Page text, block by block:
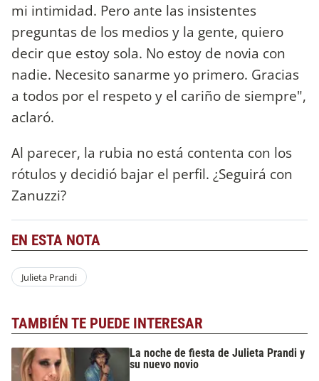
mi intimidad. Pero ante las insistentes
preguntas de los medios y la gente, quiero
decir que estoy sola. No estoy de novia con
nadie. Necesito sanarme yo primero. Gracias
a todos por el respeto y el cariño de siempre",
aclaró.
Al parecer, la rubia no está contenta con los
rótulos y decidió bajar el perfil. ¿Seguirá con
Zanuzzi?
EN ESTA NOTA
Julieta Prandi
TAMBIÉN TE PUEDE INTERESAR
La noche de fiesta de Julieta Prandi y
su nuevo novio